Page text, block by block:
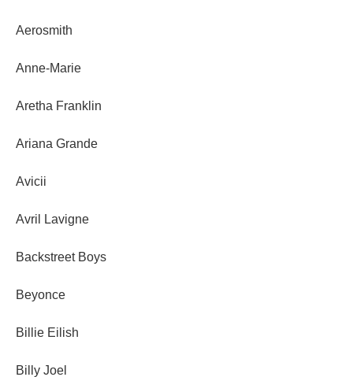
Aerosmith
Anne-Marie
Aretha Franklin
Ariana Grande
Avicii
Avril Lavigne
Backstreet Boys
Beyonce
Billie Eilish
Billy Joel